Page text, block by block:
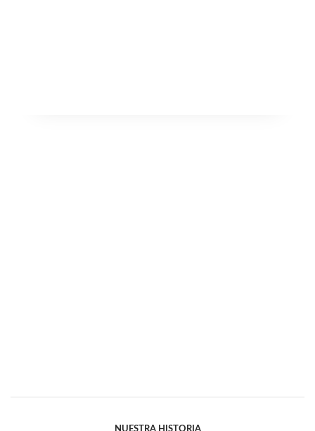
NUESTRA HISTORIA